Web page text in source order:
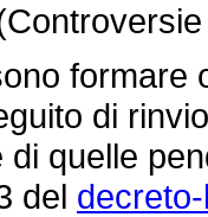
formare
di
di quelle
del